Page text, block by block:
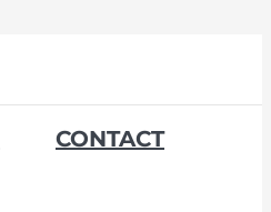
CONTACT